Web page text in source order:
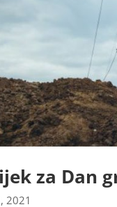
za Dan
2021